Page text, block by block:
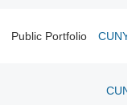
Public Portfolio CUNY